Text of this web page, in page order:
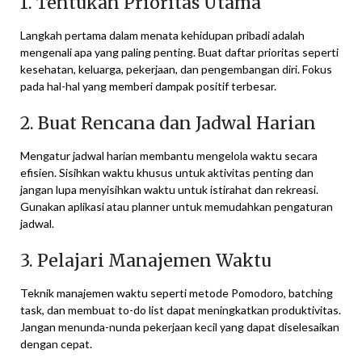
Langkah pertama dalam menata kehidupan pribadi adalah
mengenali apa yang paling penting. Buat daftar prioritas seperti
kesehatan, keluarga, pekerjaan, dan pengembangan diri. Fokus
pada hal-hal yang memberi dampak positif terbesar.
2. Buat Rencana dan Jadwal Harian
Mengatur jadwal harian membantu mengelola waktu secara
efisien. Sisihkan waktu khusus untuk aktivitas penting dan
jangan lupa menyisihkan waktu untuk istirahat dan rekreasi.
Gunakan aplikasi atau planner untuk memudahkan pengaturan
jadwal.
3. Pelajari Manajemen Waktu
Teknik manajemen waktu seperti metode Pomodoro, batching
task, dan membuat to-do list dapat meningkatkan produktivitas.
Jangan menunda-nunda pekerjaan kecil yang dapat diselesaikan
dengan cepat.